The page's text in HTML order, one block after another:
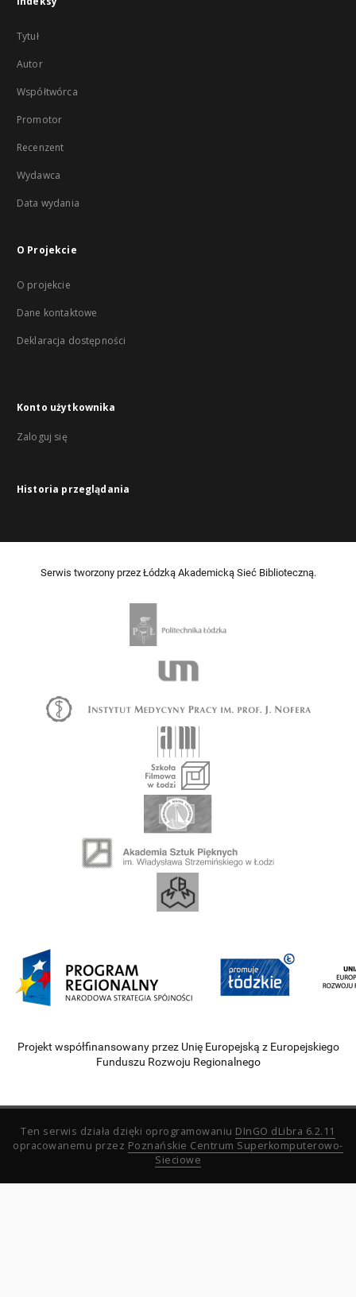
Tytuł
Autor
Współtwórca
Promotor
Recenzent
Wydawca
Data wydania
O Projekcie
O projekcie
Dane kontaktowe
Deklaracja dostępności
Konto użytkownika
Zaloguj się
Historia przeglądania
Serwis tworzony przez Łódzką Akademicką Sieć Biblioteczną.
Projekt współfinansowany przez Unię Europejską z Europejskiego
Funduszu Rozwoju Regionalnego
Ten serwis działa dzięki oprogramowaniu DInGO dLibra 6.2.11
opracowanemu przez Poznańskie Centrum Superkomputerowo-
Sieciowe